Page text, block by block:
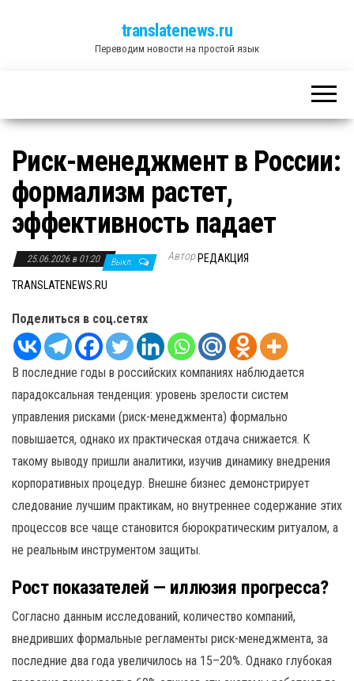
translatenews.ru
Переводим новости на простой язык
Риск-менеджмент в России:
формализм растет,
эффективность падает
25.06.2026 в 01:20 Выкл. Автор РЕДАКЦИЯ
TRANSLATENEWS.RU
Поделиться в соц.сетях
В последние годы в российских компаниях наблюдается
парадоксальная тенденция: уровень зрелости систем
управления рисками (риск-менеджмента) формально
повышается, однако их практическая отдача снижается. К
такому выводу пришли аналитики, изучив динамику внедрения
корпоративных процедур. Внешне бизнес демонстрирует
следование лучшим практикам, но внутреннее содержание этих
процессов все чаще становится бюрократическим ритуалом, а
не реальным инструментом защиты.
Рост показателей — иллюзия прогресса?
Согласно данным исследований, количество компаний,
внедривших формальные регламенты риск-менеджмента, за
последние два года увеличилось на 15–20%. Однако глубокая